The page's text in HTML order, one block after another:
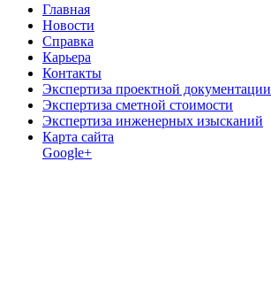
Главная
Новости
Справка
Карьера
Контакты
Экспертиза проектной документации
Экспертиза сметной стоимости
Экспертиза инженерных изысканий
Карта сайта
Google+